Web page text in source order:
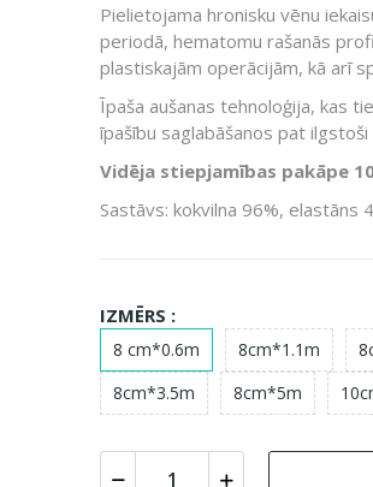
Pielietojama hronisku vēnu
periodā, hematomu rašanās
plastiskajām operācijām, kā arī
Īpaša aušanas tehnoloģija, kas
īpašību saglabāšanos pat
Vidēja stiepjamības pakāpe
Sastāvs: kokvilna 96%, elastāns
IZMĒRS :
8 cm*0.6m 8cm*1.1m
8cm*3.5m
8cm*5m